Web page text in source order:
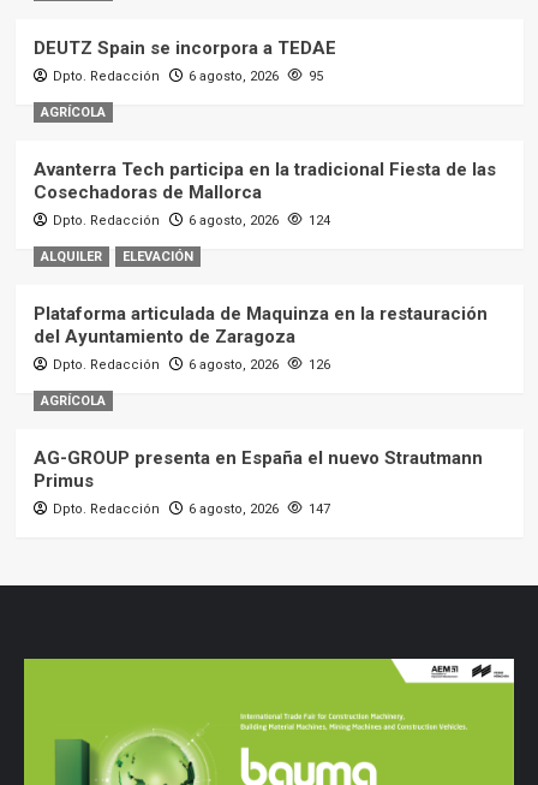
DEUTZ Spain se incorpora a TEDAE
Dpto. Redacción 6 agosto, 2026 95
AGRÍCOLA
Avanterra Tech participa en la tradicional Fiesta de las
Cosechadoras de Mallorca
Dpto. Redacción 6 agosto, 2026 124
ALQUILER ELEVACIÓN
Plataforma articulada de Maquinza en la restauración
del Ayuntamiento de Zaragoza
Dpto. Redacción 6 agosto, 2026 126
AGRÍCOLA
AG-GROUP presenta en España el nuevo Strautmann
Primus
Dpto. Redacción 6 agosto, 2026 147